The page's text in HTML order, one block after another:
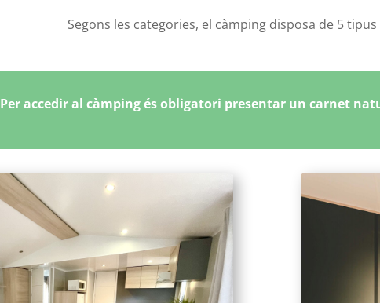
Segons les categories, el càmping disposa de 5
Per accedir al càmping és obligatori presentar un carnet